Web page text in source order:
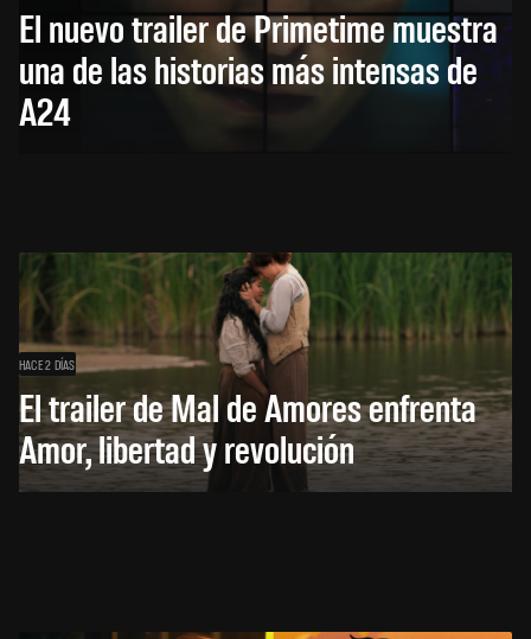
El nuevo trailer de Primetime muestra
una de las historias más intensas de
A24
HACE 2 DÍAS
El trailer de Mal de Amores enfrenta
Amor, libertad y revolución